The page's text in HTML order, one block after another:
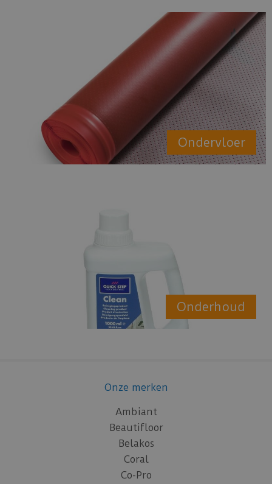
Ondervloer
Onderhoud
Onze merken
Ambiant
Beautifloor
Belakos
Coral
Co-Pro